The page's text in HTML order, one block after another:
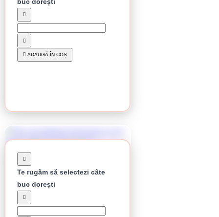
Disc de debitare Klingspor, A 346 Extra, 125 x
1,6 x 22,23 mm
5.32 lei / buc
buc dorești
ADAUGĂ ÎN COȘ
Te rugăm să selectezi câte
buc dorești